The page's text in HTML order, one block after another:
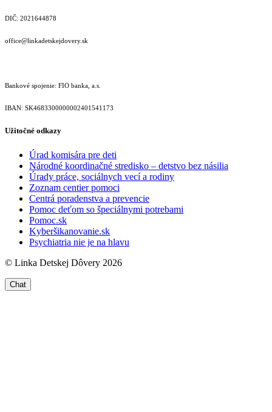
DIČ: 2021644878
office@linkadetskejdovery.sk
Bankové spojenie: FIO banka, a.s.
IBAN: SK46833000000­02401541173
Užitočné odkazy
Úrad komisára pre deti
Národné koordinačné stredisko – detstvo bez násilia
Úrady práce, sociálnych vecí a rodiny
Zoznam centier pomoci
Centrá poradenstva a prevencie
Pomoc deťom so špeciálnymi potrebami
Pomoc.sk
Kyberšikanovanie.sk
Psychiatria nie je na hlavu
© Linka Detskej Dôvery 2026